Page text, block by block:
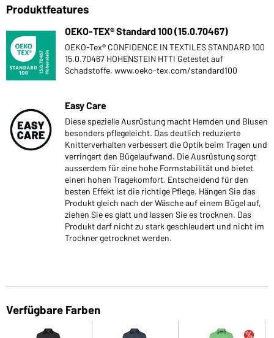
Produktfeatures
OEKO-TEX® Standard 100 (15.0.70467)
OEKO-Tex® CONFIDENCE IN TEXTILES STANDARD 100
15.0.70467 HOHENSTEIN HTTI Getestet auf
Schadstoffe. www.oeko-tex.com/standard100
Easy Care
Diese spezielle Ausrüstung macht Hemden und Blusen
besonders pflegeleicht. Das deutlich reduzierte
Knitterverhalten verbessert die Optik beim Tragen und
verringert den Bügelaufwand. Die Ausrüstung sorgt
ausserdem für eine hohe Formstabilität und bietet
einen hohen Tragekomfort. Entscheidend für den
besten Effekt ist die richtige Pflege. Hängen Sie das
Produkt gleich nach der Wäsche auf einem Bügel auf,
ziehen Sie es glatt und lassen Sie es trocknen. Das
Produkt darf nicht zu stark geschleudert und nicht im
Trockner getrocknet werden.
Verfügbare Farben